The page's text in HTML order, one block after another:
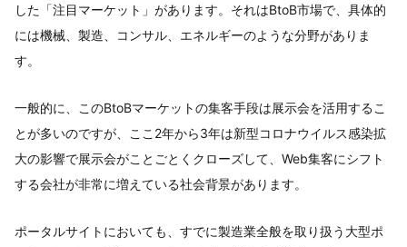
した「注目マーケット」があります。それはBtoB市場で、具体的
には機械、製造、コンサル、エネルギーのような分野がありま
す。
一般的に、このBtoBマーケットの集客手段は展示会を活用するこ
とが多いのですが、ここ2年から3年は新型コロナウイルス感染拡
大の影響で展示会がことごとくクローズして、Web集客にシフト
する会社が非常に増えている社会背景があります。
ポータルサイトにおいても、すでに製造業全般を取り扱う大型ポ